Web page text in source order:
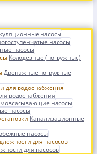
насосы
насосы
насосы
Колодезные (погружные)
Дренажные погружные
водоснабжения
насосы
насосы
Канализационные
насосы
для насосов